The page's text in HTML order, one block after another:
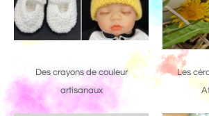
Des crayons de couleur
artisanaux
Les